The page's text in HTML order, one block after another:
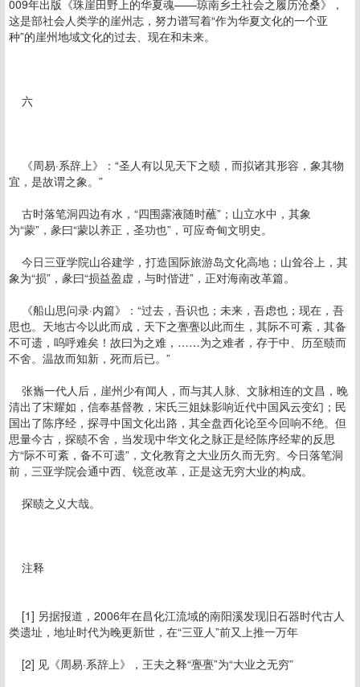
009年出版《珠崖田野上的华夏魂——琼南乡土社会之履历沧桑》，
这是部社会人类学的崖州志，努力谱写着“作为华夏文化的一个亚
种”的崖州地域文化的过去、现在和未来。
六
《周易·系辞上》：“圣人有以见天下之赜，而拟诸其形容，象其物
宜，是故谓之象。”
古时落笔洞四边有水，“四围露液随时蘸”；山立水中，其象
为“蒙”，彖曰“蒙以养正，圣功也”，可应奇甸文明史。
今日三亚学院山谷建学，打造国际旅游岛文化高地；山耸谷上，其
象为“损”，彖曰“损益盈虚，与时偕进”，正对海南改革篇。
《船山思问录·内篇》：“过去，吾识也；未来，吾虑也；现在，吾
思也。天地古今以此而成，天下之亹亹以此而生，其际不可紊，其备
不可遗，呜呼难矣！故曰为之难，……为之难者，存于中、历至赜而
不舍。温故而知新，死而后已。”
张巂一代人后，崖州少有闻人，而与其人脉、文脉相连的文昌，晚
清出了宋耀如，信奉基督教，宋氏三姐妹影响近代中国风云变幻；民
国出了陈序经，探寻中国文化出路，其全盘西化论至今回响不绝。但
思量今古，探赜不舍，当发现中华文化之脉正是经陈序经辈的反思
方“际不可紊，备不可遗”，文化教育之大业历久而无穷。今日落笔洞
前，三亚学院会通中西、锐意改革，正是这无穷大业的构成。
探赜之义大哉。
注释
[1] 另据报道，2006年在昌化江流域的南阳溪发现旧石器时代古人
类遗址，地址时代为晚更新世，在“三亚人”前又上推一万年
[2] 见《周易·系辞上》，王夫之释“亹亹”为“大业之无穷”